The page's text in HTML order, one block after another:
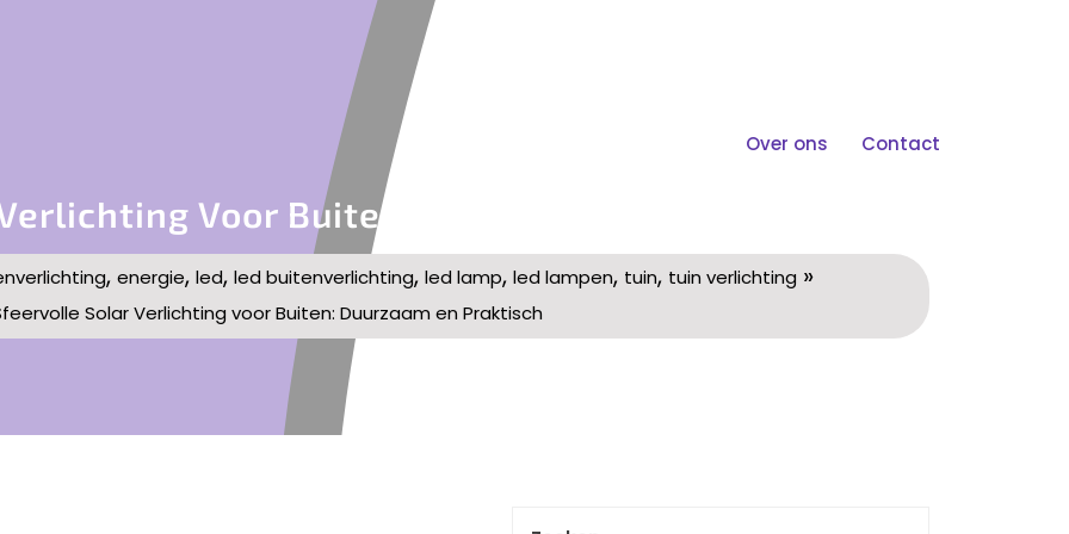
Over ons Contact
Voor Buiten: Duurzaam En Praktisch
, energie, led, led buitenverlichting, led lamp, led lampen, tuin, tuin verlichting »
Solar Verlichting voor Buiten: Duurzaam en Praktisch